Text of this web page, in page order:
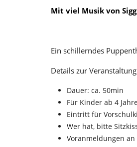
Mit viel Musik von
Ein schillerndes
Details zur
Dauer: ca. 50min
Für Kinder ab 4
Eintritt für
Wer hat, bitte
Voranmeldungen an